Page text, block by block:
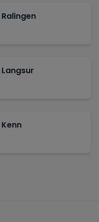
Ralingen
Langsur
Kenn